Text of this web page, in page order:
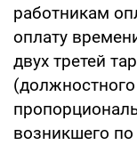
работникам
оплату
двух третей
возникшего